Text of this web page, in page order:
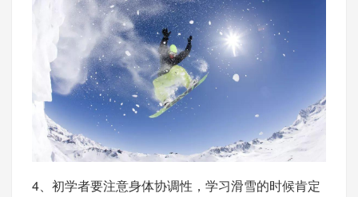
4、初学者要注意身体协调性，学习滑雪的时候肯定